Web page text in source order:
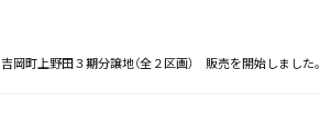
吉岡町上野田３期分譲地（全２区画） 販売を開始しました。